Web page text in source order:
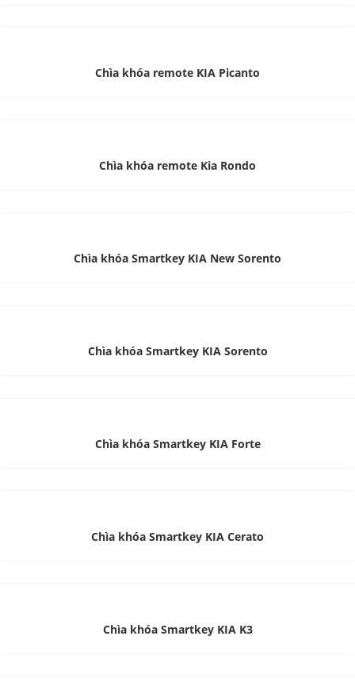
Chìa khóa remote KIA Picanto
Chìa khóa remote Kia Rondo
Chìa khóa Smartkey KIA New Sorento
Chìa khóa Smartkey KIA Sorento
Chìa khóa Smartkey KIA Forte
Chìa khóa Smartkey KIA Cerato
Chìa khóa Smartkey KIA K3